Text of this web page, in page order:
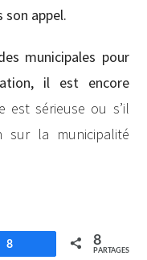
son appel.
municipales pour
il est encore
est sérieuse ou s’il
sur la municipalité
Partagez
8 8
PARTAGES